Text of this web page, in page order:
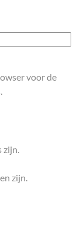
voor de
zijn.
zijn.